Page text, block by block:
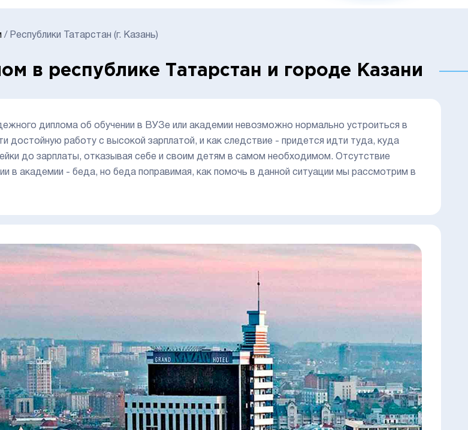
/ Республики Татарстан (г. Казань)
в республике Татарстан и городе Казани
диплома об обучении в ВУЗе или академии невозможно нормально устроиться в
достойную работу с высокой зарплатой, и как следствие - придется идти туда, куда
до зарплаты, отказывая себе и своим детям в самом необходимом. Отсутствие
в академии - беда, но беда поправимая, как помочь в данной ситуации мы рассмотрим в